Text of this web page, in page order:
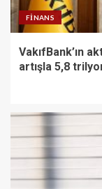
FINANS
VakıfBank’ın
artışla 5,8